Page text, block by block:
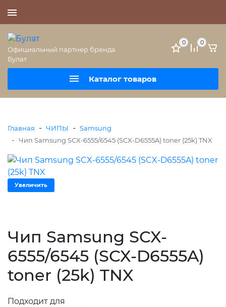
Официальный партнер бренда
Булат
Каталог товаров
0 0
Главная - ЧИПЫ - Samsung
- Чип Samsung SCX-6555/6545 (SCX-D6555A) toner (25k) TNX
Увеличить
Чип Samsung SCX-
6555/6545 (SCX-D6555A)
toner (25k) TNX
Подходит для